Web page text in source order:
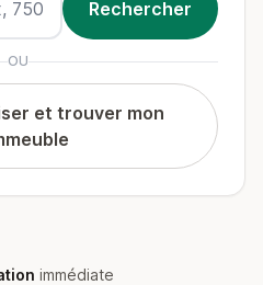
OU
et trouver mon
immédiate